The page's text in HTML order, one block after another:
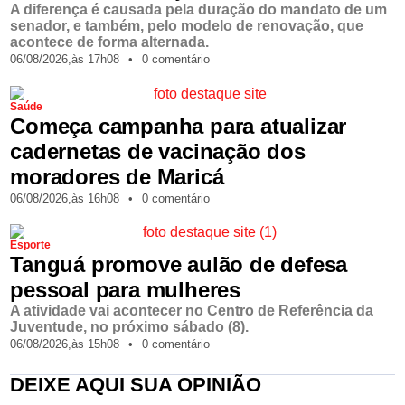
A diferença é causada pela duração do mandato de um
senador, e também, pelo modelo de renovação, que
acontece de forma alternada.
06/08/2026,às 17h08 • 0 comentário
Saúde
Começa campanha para atualizar
cadernetas de vacinação dos
moradores de Maricá
06/08/2026,às 16h08 • 0 comentário
Esporte
Tanguá promove aulão de defesa
pessoal para mulheres
A atividade vai acontecer no Centro de Referência da
Juventude, no próximo sábado (8).
06/08/2026,às 15h08 • 0 comentário
DEIXE AQUI SUA OPINIÃO